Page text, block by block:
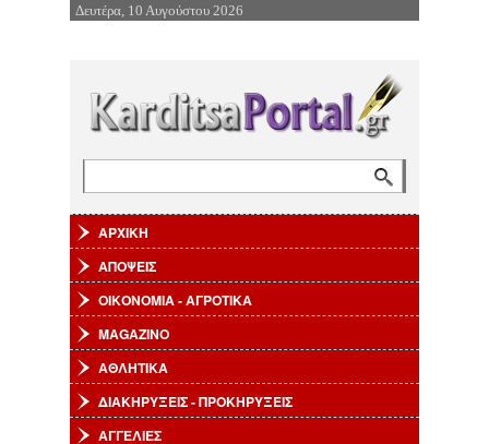
Επιστροφή στην Πλοήγηση
Δευτέρα, 10 Αυγούστου 2026
ΑΡΧΙΚΗ
ΑΠΟΨΕΙΣ
ΟΙΚΟΝΟΜΙΑ - ΑΓΡΟΤΙΚΑ
MAGAZINO
ΑΘΛΗΤΙΚΑ
ΔΙΑΚΗΡΥΞΕΙΣ - ΠΡΟΚΗΡΥΞΕΙΣ
ΑΓΓΕΛΙΕΣ